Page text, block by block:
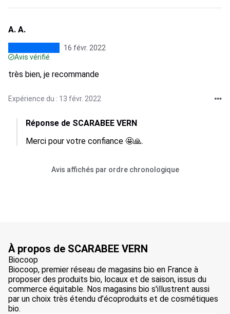
A. A.
16 févr. 2022
Avis vérifié
très bien, je recommande
Expérience du : 13 févr. 2022
Réponse de SCARABEE VERN
Merci pour votre confiance 🤩🙏.
Avis affichés par ordre chronologique
À propos de SCARABEE VERN
Biocoop
Biocoop, premier réseau de magasins bio en France à
proposer des produits bio, locaux et de saison, issus du
commerce équitable. Nos magasins bio s'illustrent aussi
par un choix très étendu d’écoproduits et de cosmétiques
bio.